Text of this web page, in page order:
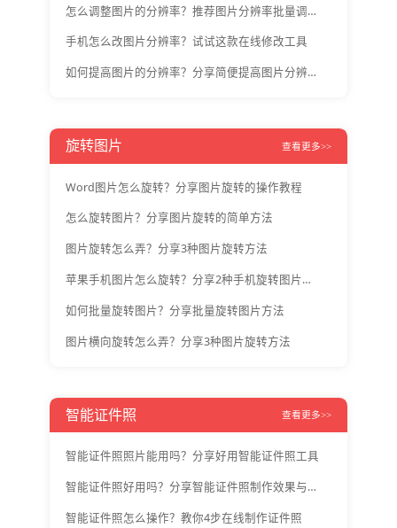
怎么调整图片的分辨率？推荐图片分辨率批量调整工具
手机怎么改图片分辨率？试试这款在线修改工具
如何提高图片的分辨率？分享简便提高图片分辨率工具
旋转图片 查看更多>>
Word图片怎么旋转？分享图片旋转的操作教程
怎么旋转图片？分享图片旋转的简单方法
图片旋转怎么弄？分享3种图片旋转方法
苹果手机图片怎么旋转？分享2种手机旋转图片方法
如何批量旋转图片？分享批量旋转图片方法
图片横向旋转怎么弄？分享3种图片旋转方法
智能证件照 查看更多>>
智能证件照照片能用吗？分享好用智能证件照工具
智能证件照好用吗？分享智能证件照制作效果与方法
智能证件照怎么操作？教你4步在线制作证件照